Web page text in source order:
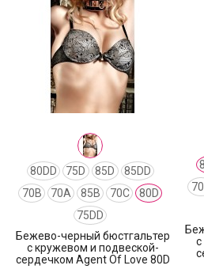
80DD 75D 85D
85DD
70B
70A 85B 70C
80D
75DD
Бежево-черный бюстгальтер
с кружевом и подвеской-
сердечком Agent Of Love 80D